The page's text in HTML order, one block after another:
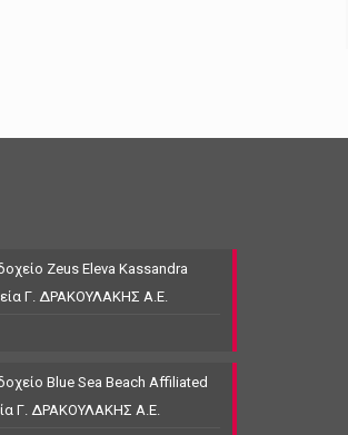
Zeus Eleva Kassandra
Γ. ΔΡΑΚΟΥΛΑΚΗΣ Α.Ε.
Blue Sea Beach Affiliated
Γ. ΔΡΑΚΟΥΛΑΚΗΣ Α.Ε.